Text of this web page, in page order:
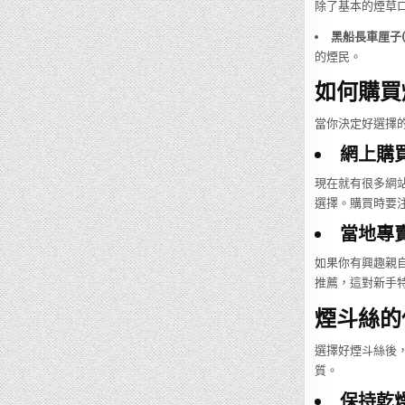
除了基本的煙草
黑船長車厘
的煙民。
如何購
當你決定好選擇
網上購
現在就有很多網
選擇。購買時要
當地專
如果你有興趣親
推薦，這對新手
煙斗絲
選擇好煙斗絲後
質。